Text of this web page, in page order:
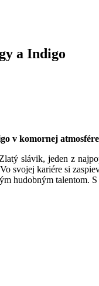
a Indigo
v komornej
slávik, jeden z
svojej kariére si
hudobným talentom.